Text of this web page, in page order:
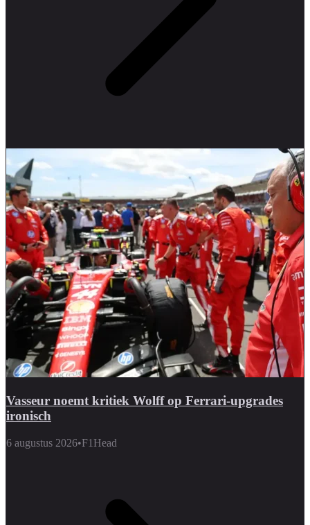
Vasseur noemt kritiek Wolff op Ferrari-upgrades
ironisch
6 augustus 2026•F1Head